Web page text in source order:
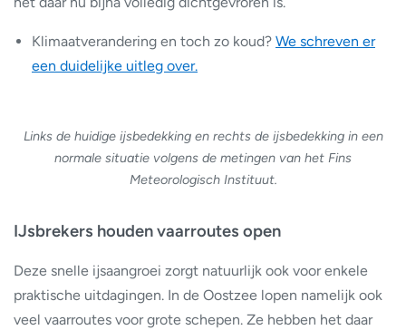
Klimaatverandering en toch zo koud? We schreven er
een duidelijke uitleg over.
Links de huidige ijsbedekking en rechts de ijsbedekking in een
normale situatie volgens de metingen van het Fins
Meteorologisch Instituut.
IJsbrekers houden vaarroutes open
Deze snelle ijsaangroei zorgt natuurlijk ook voor enkele
praktische uitdagingen. In de Oostzee lopen namelijk ook
veel vaarroutes voor grote schepen. Ze hebben het daar